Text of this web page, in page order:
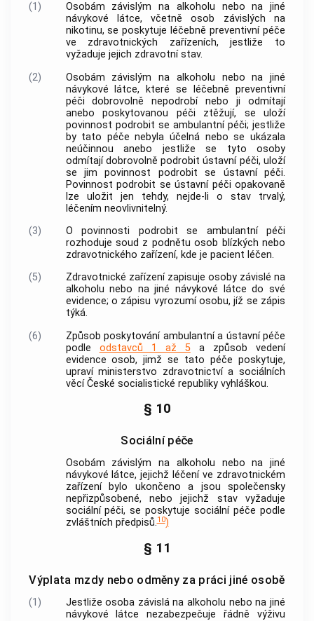
(1)
Osobám závislým na alkoholu nebo na jiné
návykové látce, včetně osob závislých na
nikotinu, se poskytuje léčebně preventivní péče
ve zdravotnických zařízeních, jestliže to
vyžaduje jejich zdravotní stav.
(2)
Osobám závislým na alkoholu nebo na jiné
návykové látce, které se léčebně preventivní
péči dobrovolně nepodrobí nebo ji odmítají
anebo poskytovanou péči ztěžují, se uloží
povinnost podrobit se ambulantní péči; jestliže
by tato péče nebyla účelná nebo se ukázala
neúčinnou anebo jestliže se tyto osoby
odmítají dobrovolně podrobit ústavní péči, uloží
se jim povinnost podrobit se ústavní péči.
Povinnost podrobit se ústavní péči opakovaně
lze uložit jen tehdy, nejde-li o stav trvalý,
léčením neovlivnitelný.
(3)
O povinnosti podrobit se ambulantní péči
rozhoduje soud z podnětu osob blízkých nebo
zdravotnického zařízení, kde je pacient léčen.
(5)
Zdravotnické zařízení zapisuje osoby závislé na
alkoholu nebo na jiné návykové látce do své
evidence; o zápisu vyrozumí osobu, jíž se zápis
týká.
(6)
Způsob poskytování ambulantní a ústavní péče
podle odstavců 1 až 5a způsob vedení
evidence osob, jimž se tato péče poskytuje,
upraví ministerstvo zdravotnictví a sociálních
věcí České socialistické republiky vyhláškou.
§ 10
Sociální péče
Osobám závislým na alkoholu nebo na jiné
návykové látce, jejichž léčení ve zdravotnickém
zařízení bylo ukončeno a jsou společensky
nepřizpůsobené, nebo jejichž stav vyžaduje
sociální péči, se poskytuje sociální péče podle
zvláštních předpisů.10)
§ 11
Výplata mzdy nebo odměny za práci jiné osobě
(1)
Jestliže osoba závislá na alkoholu nebo na jiné
návykové látce nezabezpečuje řádně výživu